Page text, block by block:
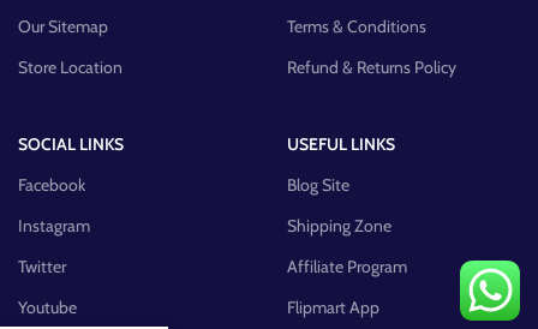
Our Sitemap
Store Location
Terms & Conditions
Refund & Returns Policy
SOCIAL LINKS
Facebook
Instagram
Twitter
Youtube
USEFUL LINKS
Blog Site
Shipping Zone
Affiliate Program
Flipmart App